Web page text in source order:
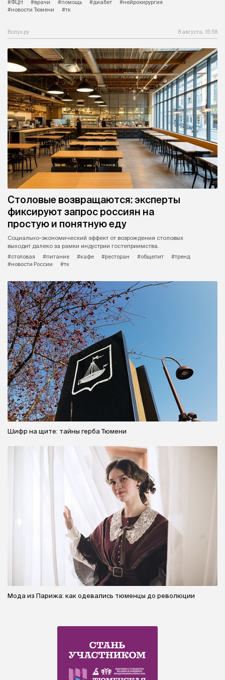
#ФЦН
#врачи #помощь #диабет
#нейрохирургия
#новости Тюмени
#тк
Вслух.ру 8 августа, 15:58
Столовые возвращаются: эксперты
фиксируют запрос россиян на
простую и понятную еду
Социально-экономический эффект от возрождения столовых
выходит далеко за рамки индустрии гостеприимства.
#столовая
#питание #кафе #ресторан #общепит
#тренд
#новости России
#тк
Шифр на щите: тайны герба Тюмени
Мода из Парижа: как одевались тюменцы до революции